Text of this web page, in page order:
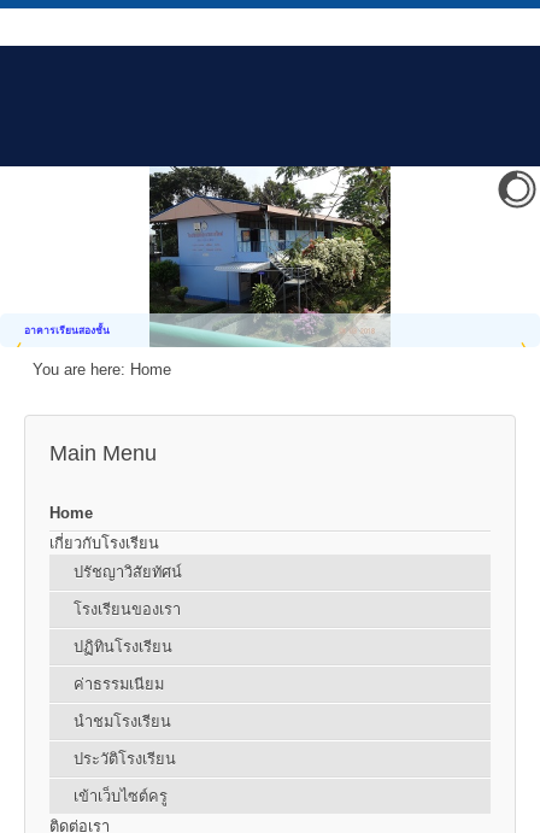
อาคารเรียนสองชั้น
You are here: Home
Main Menu
Home
เกี่ยวกับโรงเรียน
ปรัชญาวิสัยทัศน์
โรงเรียนของเรา
ปฏิทินโรงเรียน
ค่าธรรมเนียม
นำชมโรงเรียน
ประวัติโรงเรียน
เข้าเว็บไซต์ครู
ติดต่อเรา